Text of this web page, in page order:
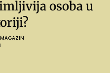
osoba u